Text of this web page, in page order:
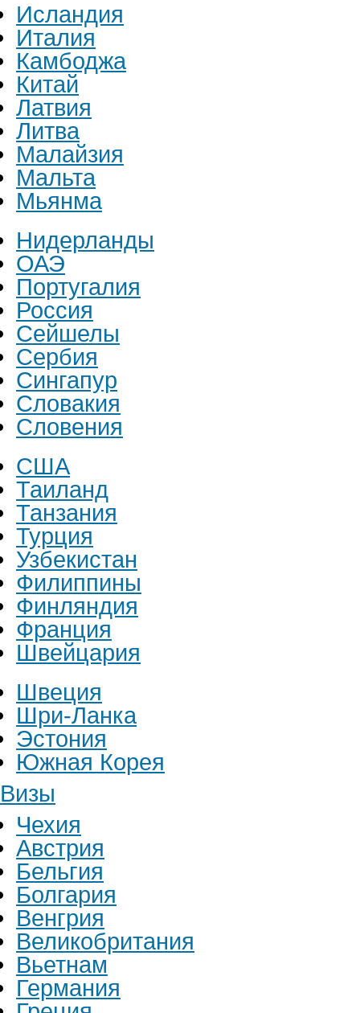
Исландия
Италия
Камбоджа
Китай
Латвия
Литва
Малайзия
Мальта
Мьянма
Нидерланды
ОАЭ
Португалия
Россия
Сейшелы
Сербия
Сингапур
Словакия
Словения
США
Таиланд
Танзания
Турция
Узбекистан
Филиппины
Финляндия
Франция
Швейцария
Швеция
Шри-Ланка
Эстония
Южная Корея
Визы
Чехия
Австрия
Бельгия
Болгария
Венгрия
Великобритания
Вьетнам
Германия